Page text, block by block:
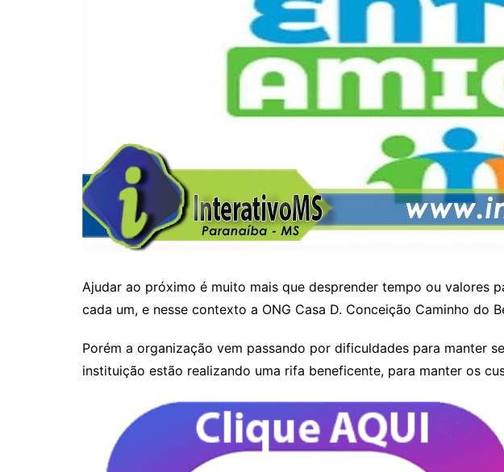
Ajudar ao próximo é muito mais que desprender tempo ou valores
cada um, e nesse contexto a ONG Casa D. Conceição Caminho do
Porém a organização vem passando por dificuldades para manter
instituição estão realizando uma rifa beneficente, para manter os